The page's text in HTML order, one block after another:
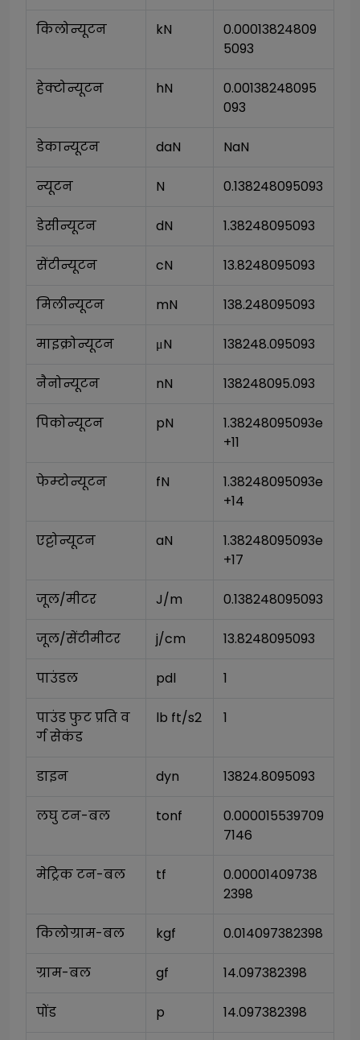
किलोन्यूटन kN
0.00013824809
5093
हेक्टोन्यूटन hN
0.00138248095
093
डेकान्यूटन daN NaN
न्यूटन N 0.138248095093
डेसीन्यूटन dN 1.38248095093
सेंटीन्यूटन cN 13.8248095093
मिलीन्यूटन mN 138.248095093
माइक्रोन्यूटन μN 138248.095093
नैनोन्यूटन nN 138248095.093
पिकोन्यूटन pN
1.38248095093e
+11
फेम्टोन्यूटन fN
1.38248095093e
+14
एट्टोन्यूटन aN
1.38248095093e
+17
जूल/मीटर J/m 0.138248095093
जूल/सेंटीमीटर j/cm 13.8248095093
पाउंडल pdl 1
पाउंड फुट प्रति व
र्ग सेकंड
lb ft/s2 1
डाइन dyn 13824.8095093
लघु टन-बल tonf
0.000015539709
7146
मेट्रिक टन-बल tf
0.00001409738
2398
किलोग्राम-बल kgf 0.014097382398
ग्राम-बल gf 14.097382398
पोंड p 14.097382398